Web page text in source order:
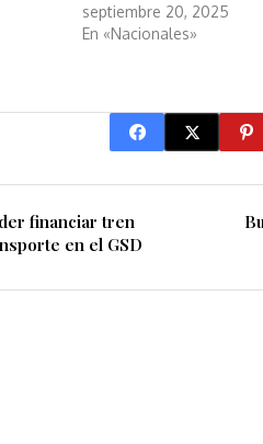
septiembre 20, 2025
En «Nacionales»
financiar tren
en el GSD